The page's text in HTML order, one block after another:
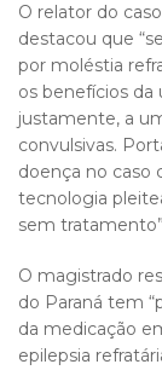
O relator do
destacou que
por moléstia
os benefícios da
justamente, a
convulsivas.
doença no caso
tecnologia
sem
O magistrado
do Paraná tem
da medicação
epilepsia